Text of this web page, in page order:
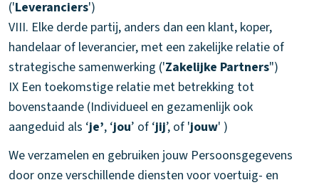
('Leveranciers')
VIII. Elke derde partij, anders dan een klant, koper,
handelaar of leverancier, met een zakelijke relatie of
strategische samenwerking ('Zakelijke Partners")
IX Een toekomstige relatie met betrekking tot
bovenstaande (Individueel en gezamenlijk ook
aangeduid als ‘je’, ‘jou’ of ‘jij’, of 'jouw' )
We verzamelen en gebruiken jouw Persoonsgegevens
door onze verschillende diensten voor voertuig- en